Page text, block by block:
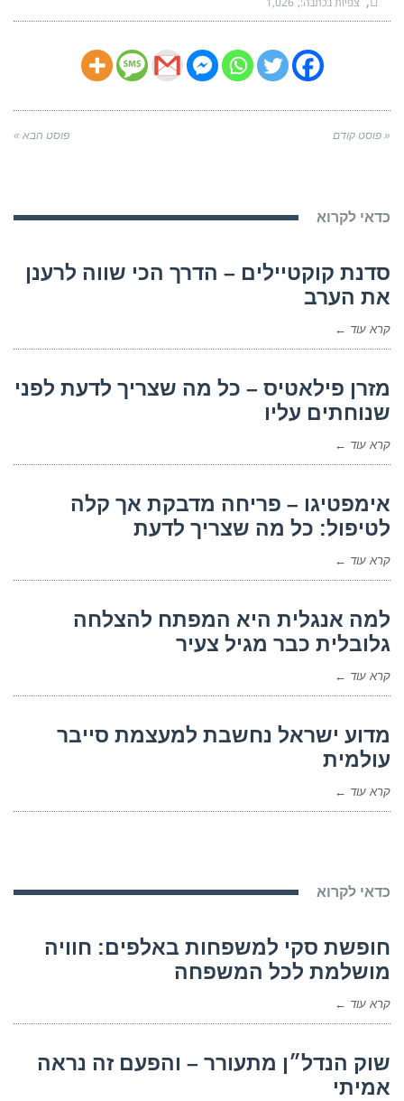
« פוסט קודם פוסט הבא »
כדאי לקרוא
סדנת קוקטיילים – הדרך הכי שווה לרענן
את הערב
קרא עוד ←
מזרן פילאטיס – כל מה שצריך לדעת לפני
שנוחתים עליו
קרא עוד ←
אימפטיגו – פריחה מדבקת אך קלה
לטיפול: כל מה שצריך לדעת
קרא עוד ←
למה אנגלית היא המפתח להצלחה
גלובלית כבר מגיל צעיר
קרא עוד ←
מדוע ישראל נחשבת למעצמת סייבר
עולמית
קרא עוד ←
כדאי לקרוא
חופשת סקי למשפחות באלפים: חוויה
מושלמת לכל המשפחה
קרא עוד ←
שוק הנדל״ן מתעורר – והפעם זה נראה
אמיתי